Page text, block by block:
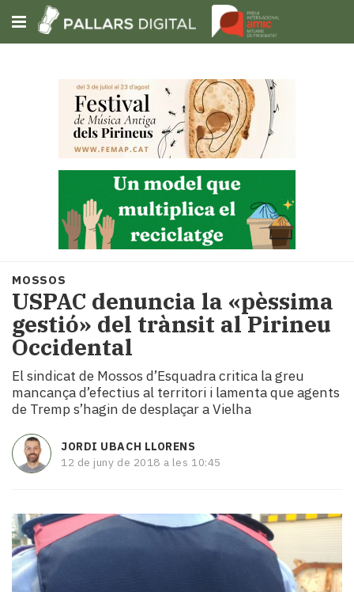
Subscriu-t'hi
Portada
Societat
Política
i
municipis
Economia
turisme
Cultura
Esports
Mai
tant!
TV
mitjans
El
temps
Reportatges
Entrevistes
MOSSOS
USPAC denuncia la «pèssima
gestió» del trànsit al Pirineu
Occidental
El sindicat de Mossos d’Esquadra critica la greu
mancança d’efectius al territori i lamenta que agents
de Tremp s’hagin de desplaçar a Vielha
JORDI UBACH LLORENS
12 de juny de 2018 a les 10:45